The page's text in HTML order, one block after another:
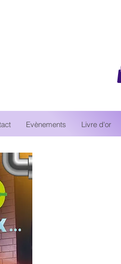
Evènements Livre d'or